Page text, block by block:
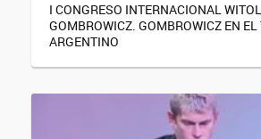
I CONGRESO INTERNACIONAL
GOMBROWICZ. GOMBROWICZ EN EL
ARGENTINO